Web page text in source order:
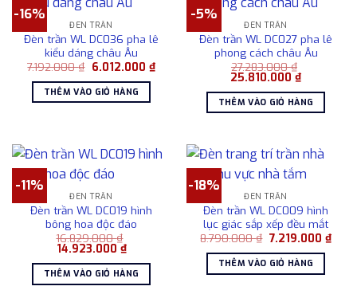
-16%
ĐÈN TRẦN
Đèn trần WL DC036 pha lê
kiểu dáng châu Âu
7.192.000₫ Giá
là:
7.192.000 ₫.
6.012.000 ₫Giá
hiện
THÊM VÀO GIỎ HÀNG
-5%
ĐÈN TRẦN
Đèn trần WL DC027 pha lê
phong cách châu Âu
27.283.000₫
Giá
là:
27.283.000 ₫.
25.810.000 ₫Giá
hiện
tại
là:
THÊM VÀO GIỎ HÀNG
-11%
ĐÈN TRẦN
Đèn trần WL DC019 hình
bông hoa độc đáo
16.829.000₫
Giá
là:
16.829.000 ₫.
14.923.000 ₫Giá
tại
là:
14.923.000 ₫.
THÊM VÀO GIỎ HÀNG
-18%
ĐÈN TRẦN
Đèn trần WL DC009 hình
lục giác sắp xếp đều mắt
8.790.000₫ Giá
là:
8.790.000 ₫.
7.219.000 ₫Giá
THÊM VÀO GIỎ HÀNG